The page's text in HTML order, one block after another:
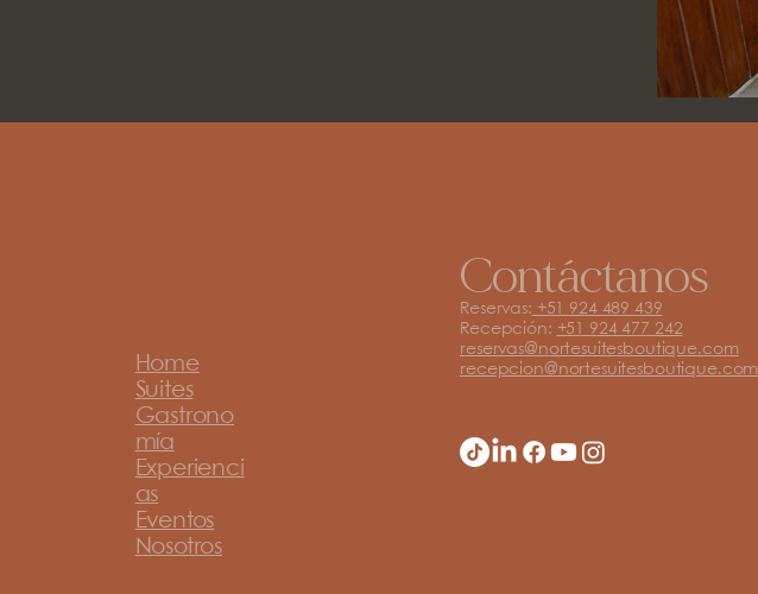
Home
Suites
Gastrono
mía
Experienci
as
Eventos
Nosotros
Contáctanos
Reservas: +51 924 489 439
Recepción: +51 924 477 242
reservas@nortesuitesboutique.com
recepcion@nortesuitesboutique.com